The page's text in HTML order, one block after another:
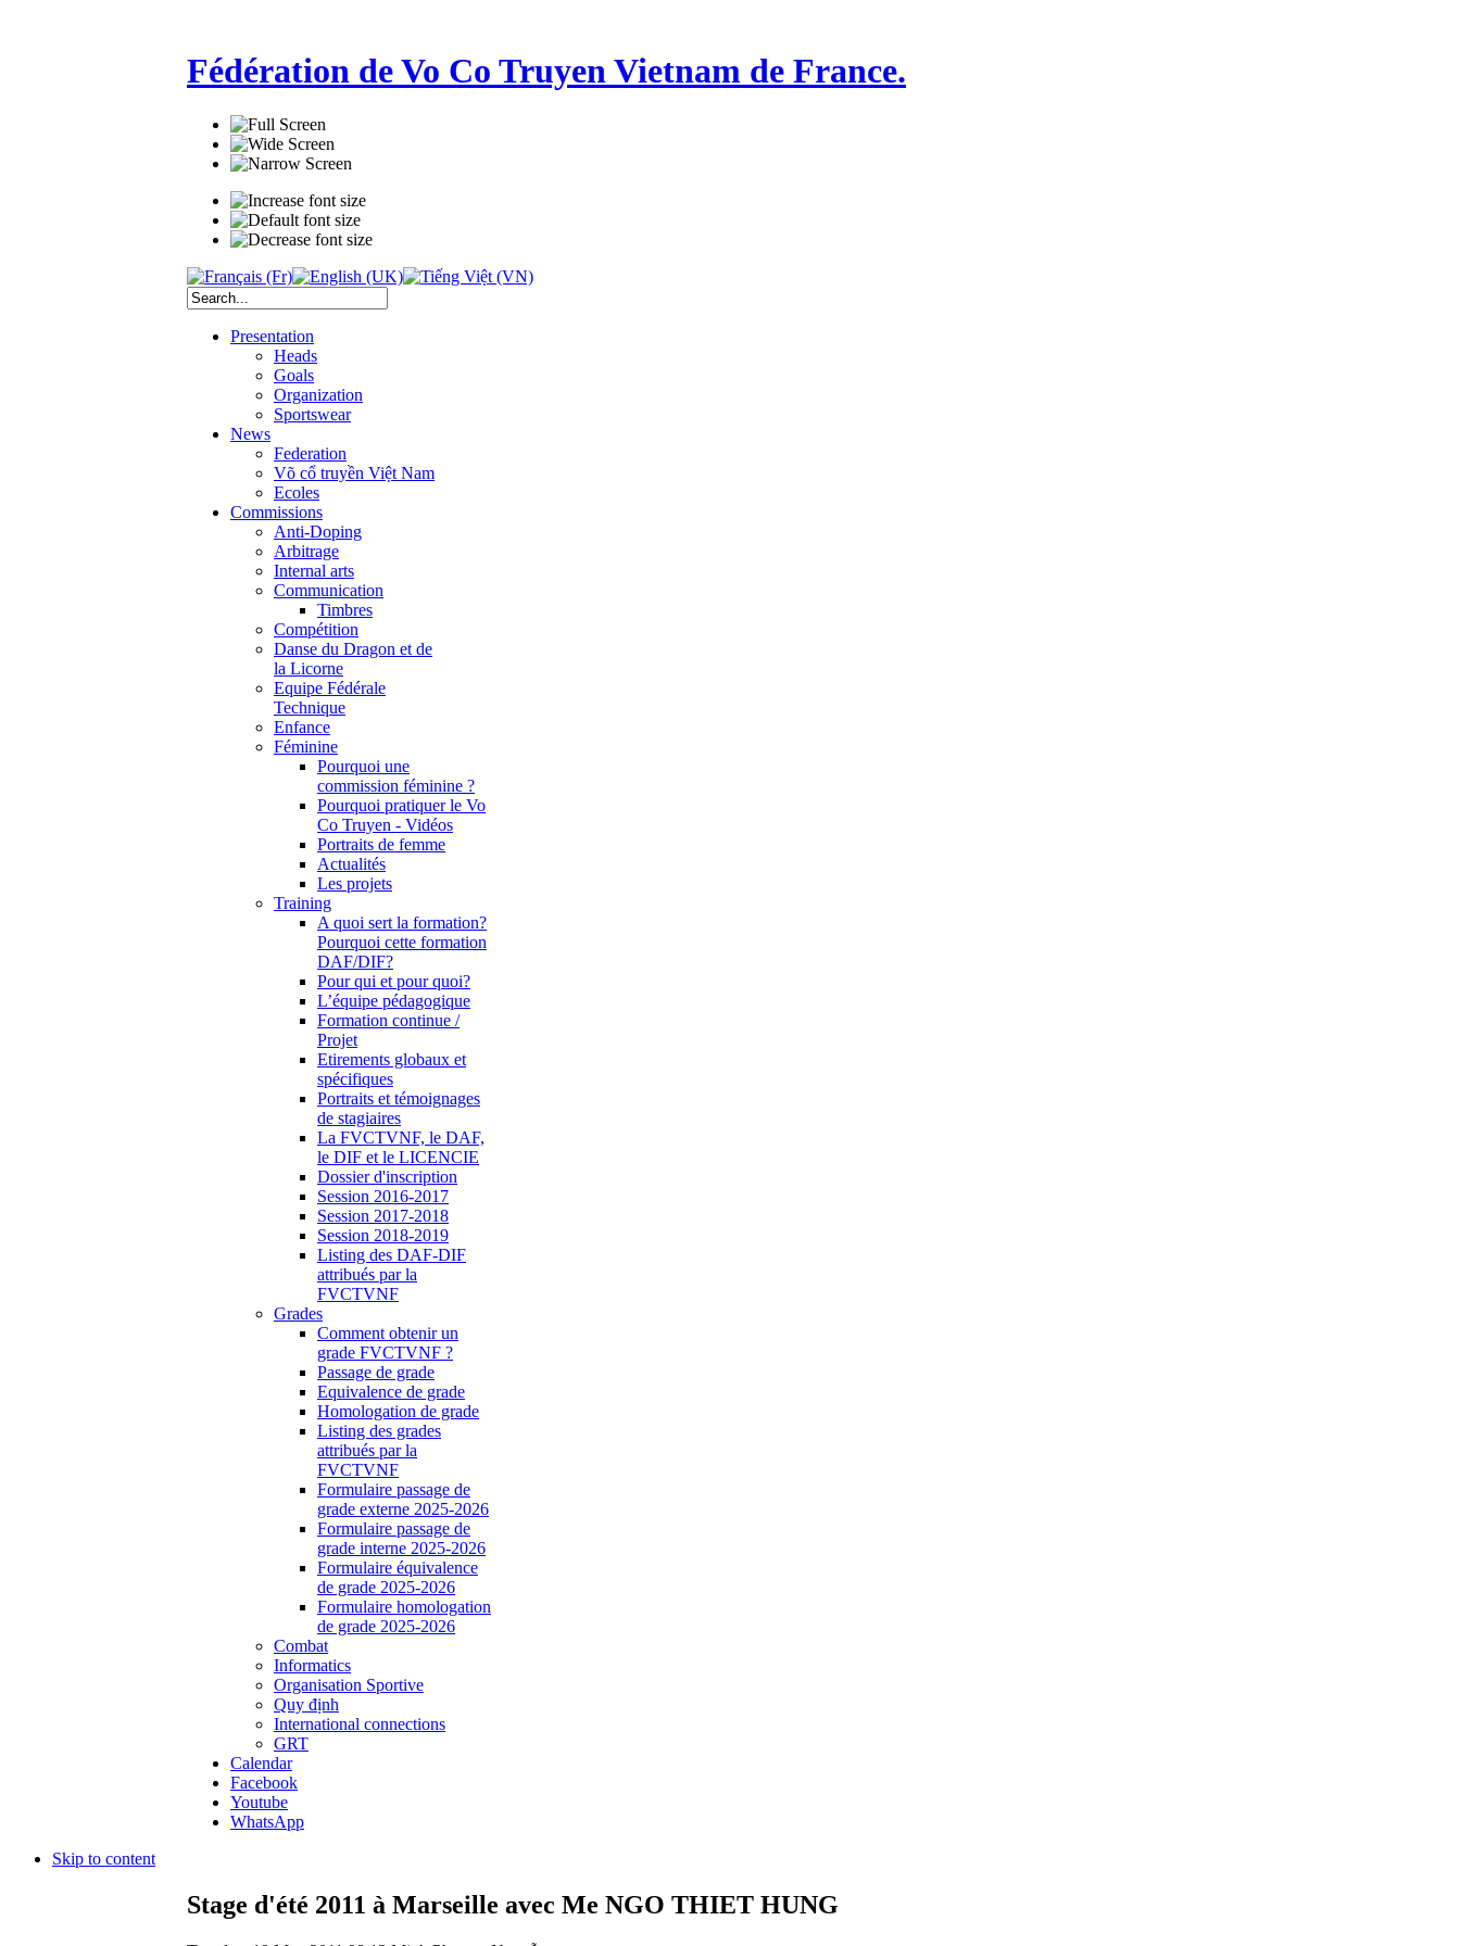
Fédération de Vo Co Truyen Vietnam de France.
Presentation
Heads
Goals
Organization
Sportswear
News
Federation
Võ cổ truyền Việt Nam
Ecoles
Commissions
Anti-Doping
Arbitrage
Internal arts
Communication
Timbres
Compétition
Danse du Dragon et de
la Licorne
Equipe Fédérale
Technique
Enfance
Féminine
Pourquoi une
commission féminine ?
Pourquoi pratiquer le Vo
Co Truyen - Vidéos
Portraits de femme
Actualités
Les projets
Training
A quoi sert la formation?
Pourquoi cette formation
DAF/DIF?
Pour qui et pour quoi?
L’équipe pédagogique
Formation continue /
Projet
Etirements globaux et
spécifiques
Portraits et témoignages
de stagiaires
La FVCTVNF, le DAF,
le DIF et le LICENCIE
Dossier d'inscription
Session 2016-2017
Session 2017-2018
Session 2018-2019
Listing des DAF-DIF
attribués par la
FVCTVNF
Grades
Comment obtenir un
grade FVCTVNF ?
Passage de grade
Equivalence de grade
Homologation de grade
Listing des grades
attribués par la
FVCTVNF
Formulaire passage de
grade externe 2025-2026
Formulaire passage de
grade interne 2025-2026
Formulaire équivalence
de grade 2025-2026
Formulaire homologation
de grade 2025-2026
Combat
Informatics
Organisation Sportive
Quy định
International connections
GRT
Calendar
Facebook
Youtube
WhatsApp
Skip to content
Stage d'été 2011 à Marseille avec Me NGO THIET HUNG